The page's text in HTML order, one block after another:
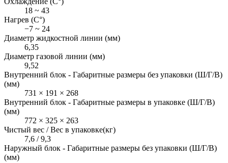
18 ~ 43
Нагрев (С°)
−7 ~ 24
Диаметр жидкостной линии (мм)
6,35
Диаметр газовой линии (мм)
9,52
Внутренний блок - Габаритные размеры без упаковки (Ш/Г/В)
(мм)
731 × 191 × 268
Внутренний блок - Габаритные размеры в упаковке (Ш/Г/В)
(мм)
772 × 325 × 263
Чистый вес / Вес в упаковке(кг)
7,6 / 9,3
Наружный блок - Габаритные размеры без упаковки (Ш/Г/В)
(мм)